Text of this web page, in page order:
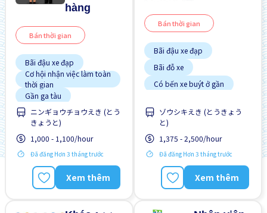
hàng
Bán thời gian
Bãi đậu xe đạp
Cơ hội nhận việc làm toàn
thời gian
Gần ga tàu
Giao dịch đã thanh toán
Hỗ trợ bữa ăn
Ít hơn theo thời gian
Lao động người nước
ngoài
Nâng cao
ニンギョウチョウえき (とう
きょうと)
1,000 - 1,100/hour
Đã đăng Hơn 3 tháng trước
Xem thêm
Bán thời gian
Bãi đậu xe đạp
Bãi đỗ xe
Có bến xe buýt ở gần
Cơ hội nhận việc làm toàn
thời gian
Cơ hội thăng tiến
Gần ga tàu
Giao dịch đã thanh toán
Không cần kinh nghiệm
ゾウシキえき (とうきょう
と)
1,375 - 2,500/hour
Đã đăng Hơn 3 tháng trước
Xem thêm